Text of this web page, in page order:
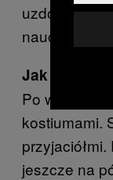
uzdolnieni i
nauczyciele.
Jak
Po występie
kostiumami.
jeszcze na